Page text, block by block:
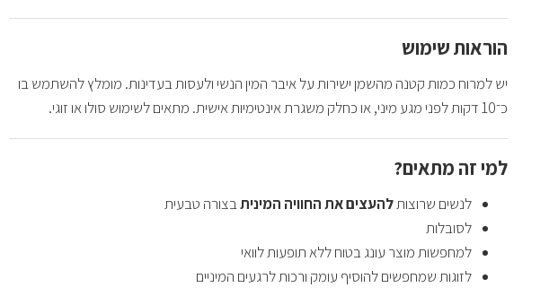
הוראות שימוש
יש למרוח כמות קטנה מהשמן ישירות על איבר המין הנשי ולעסות בעדינות. מומלץ להשתמש בו
כ־10 דקות לפני מגע מיני, או כחלק משגרת אינטימיות אישית. מתאים לשימוש סולו או זוגי.
למי זה מתאים?
לנשים שרוצותלהעצים את החוויה המיניתבצורה טבעית
לסובלות
למחפשות מוצר עונג בטוח ללא תופעות לוואי
לזוגות שמחפשים להוסיף עומק ורכות לרגעים המיניים